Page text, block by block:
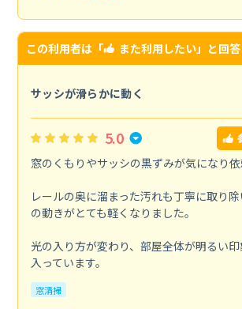
この利用者は「 また利用したい」と回
サッシが滑らかに動く
5.0
窓のくもりやサッシの黒ずみが気になり依
レールの奥に溜まった汚れも丁寧に取り
の動きがとても軽くなりました。
光の入り方が変わり、部屋全体が明るい
入っています。
窓清掃